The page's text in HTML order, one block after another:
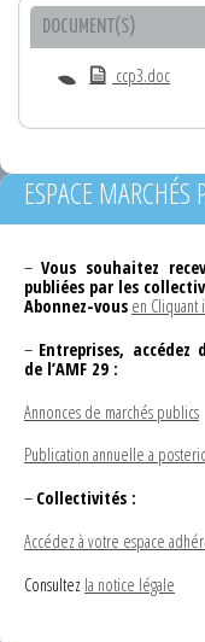
DOCUMENT(S)
ccp3.doc
ESPACE MARCHÉS
– Vous souhaitez
publiées par les
Abonnez-vous en Cliquant
– Entreprises, accédez
de l’AMF 29 :
Annonces de marchés publics
Publication annuelle a
– Collectivités :
Accédez à votre espace
Consultez la notice légale